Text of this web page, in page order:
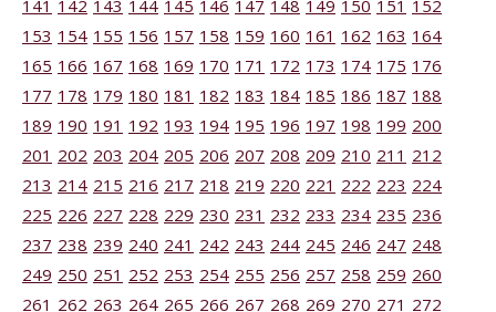
141 142 143 144 145 146 147 148 149 150 151 152
153 154 155 156 157 158 159 160 161 162 163 164
165 166 167 168 169 170 171 172 173 174 175 176
177 178 179 180 181 182 183 184 185 186 187 188
189 190 191 192 193 194 195 196 197 198 199 200
201 202 203 204 205 206 207 208 209 210 211 212
213 214 215 216 217 218 219 220 221 222 223 224
225 226 227 228 229 230 231 232 233 234 235 236
237 238 239 240 241 242 243 244 245 246 247 248
249 250 251 252 253 254 255 256 257 258 259 260
261 262 263 264 265 266 267 268 269 270 271 272